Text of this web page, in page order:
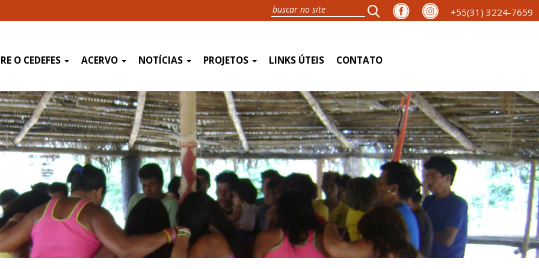
+55(31) 3224-7659
O CEDEFES ACERVO NOTÍCIAS PROJETOS LINKS ÚTEIS CONTATO